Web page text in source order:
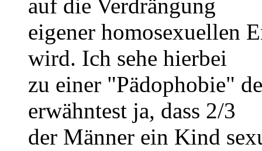
auf die Verdrängung
eigener homosexuellen
wird. Ich sehe hierbei
zu einer "Pädophobie"
erwähntest ja, dass 2/3
der Männer ein Kind